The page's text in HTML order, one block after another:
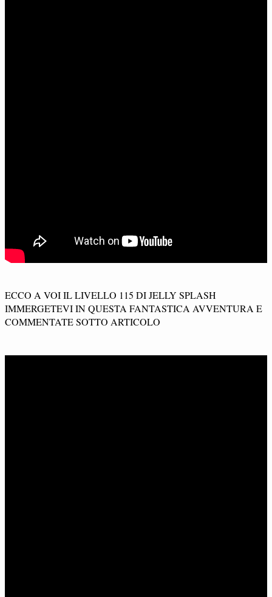
ECCO A VOI IL LIVELLO 115 DI JELLY SPLASH
IMMERGETEVI IN QUESTA FANTASTICA AVVENTURA E
COMMENTATE SOTTO ARTICOLO